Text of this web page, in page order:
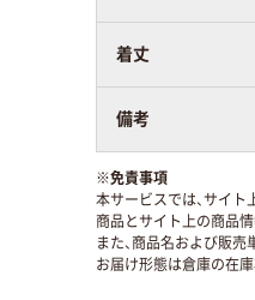
着丈
備考
※免責事項
本サービスでは、サイト
商品とサイト上の商品
また、商品名および販売
お届け形態は倉庫の在